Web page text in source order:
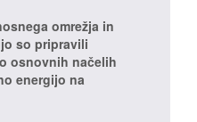
omrežja in
so pripravili
osnovnih načelih
energijo na